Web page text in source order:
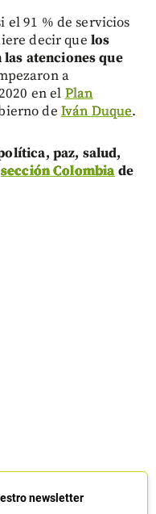
el 91 % de servicios
decir que los
atenciones que
a
en el Plan
de Iván Duque.
paz, salud,
sección Colombia de
newsletter